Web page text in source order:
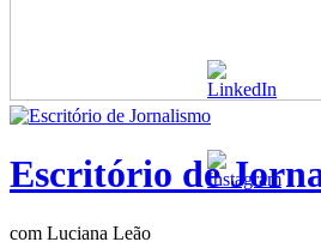
Escritório de
com Luciana Leão